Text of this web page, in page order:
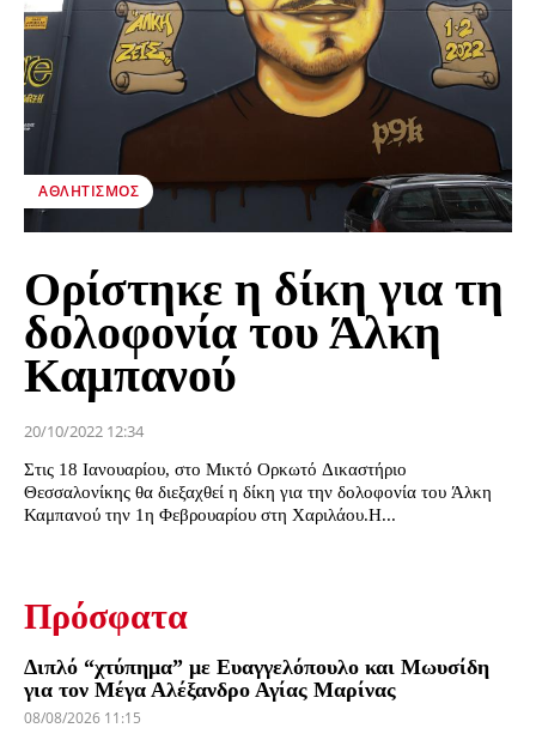
ΑΘΛΗΤΙΣΜΌΣ
Ορίστηκε η δίκη για τη
δολοφονία του Άλκη
Καμπανού
20/10/2022 12:34
Στις 18 Ιανουαρίου, στο Μικτό Ορκωτό Δικαστήριο
Θεσσαλονίκης θα διεξαχθεί η δίκη για την δολοφονία του Άλκη
Καμπανού την 1η Φεβρουαρίου στη Χαριλάου.Η...
Πρόσφατα
Διπλό “χτύπημα” με Ευαγγελόπουλο και Μωυσίδη
για τον Μέγα Αλέξανδρο Αγίας Μαρίνας
08/08/2026 11:15